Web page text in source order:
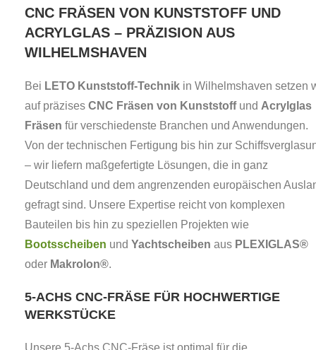
CNC FRÄSEN VON KUNSTSTOFF UND
ACRYLGLAS – PRÄZISION AUS
WILHELMSHAVEN
Bei LETO Kunststoff-Technik in Wilhelmshaven setzen
auf präzises CNC Fräsen von Kunststoffund Acrylglas
Fräsen für verschiedenste Branchen und Anwendungen.
Von der technischen Fertigung bis hin zur
– wir liefern maßgefertigte Lösungen, die in ganz
Deutschland und dem angrenzenden europäischen
gefragt sind. Unsere Expertise reicht von komplexen
Bauteilen bis hin zu speziellen Projekten wie
Bootsscheiben und Yachtscheiben aus PLEXIGLAS®
oder Makrolon®.
5-ACHS CNC-FRÄSE FÜR HOCHWERTIGE
WERKSTÜCKE
Unsere 5-Achs CNC-Fräse ist optimal für die